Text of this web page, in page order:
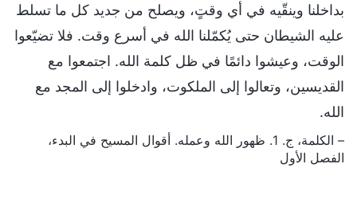
بداخلنا وينقّيه في أي وقتٍ، ويصلح من جديد كل ما تسلط
عليه الشيطان حتى يُكمّلنا الله في أسرع وقت. فلا تضيّعوا
الوقت، وعيشوا دائمًا في ظل كلمة الله. اجتمعوا مع
القديسين، وتعالوا إلى الملكوت، وادخلوا إلى المجد مع
الله.
– الكلمة، ج. 1. ظهور الله وعمله. أقوال المسيح في البدء،
الفصل الأول